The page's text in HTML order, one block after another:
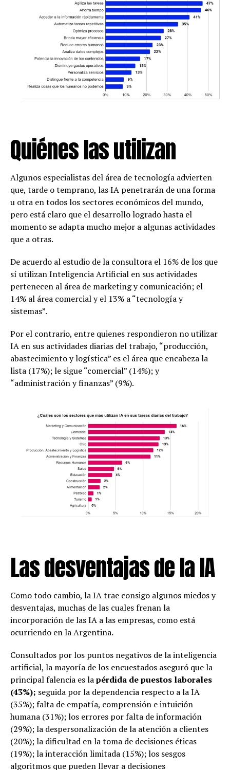
Quiénes las utilizan
Algunos especialistas del área de tecnología advierten
que, tarde o temprano, las IA penetrarán de una forma
u otra en todos los sectores económicos del mundo,
pero está claro que el desarrollo logrado hasta el
momento se adapta mucho mejor a algunas actividades
que a otras.
De acuerdo al estudio de la consultora el 16% de los que
sí utilizan Inteligencia Artificial en sus actividades
pertenecen al área de marketing y comunicación; el
14% al área comercial y el 13% a “tecnología y
sistemas”.
Por el contrario, entre quienes respondieron no utilizar
IA en sus actividades diarias del trabajo, “producción,
abastecimiento y logística” es el área que encabeza la
lista (17%); le sigue “comercial” (14%); y
“administración y finanzas” (9%).
Las desventajas de la IA
Como todo cambio, la IA trae consigo algunos miedos y
desventajas, muchas de las cuales frenan la
incorporación de las IA a las empresas, como está
ocurriendo en la Argentina.
Consultados por los puntos negativos de la inteligencia
artificial, la mayoría de los encuestados aseguró que la
principal falencia es lapérdida de puestos laborales
(43%); seguida por la dependencia respecto a la IA
(35%); falta de empatía, comprensión e intuición
humana (31%); los errores por falta de información
(29%); la despersonalización de la atención a clientes
(20%); la dificultad en la toma de decisiones éticas
(19%); la interacción limitada (15%); los sesgos
algoritmos que pueden llevar a decisiones